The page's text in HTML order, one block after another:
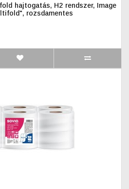
hajtogatás, H2 rendszer, Image
rozsdamentes